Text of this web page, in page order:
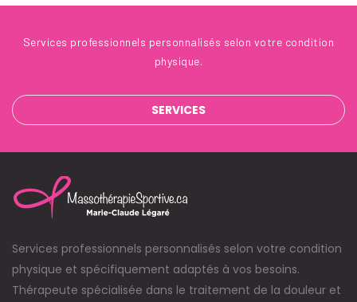
Services professionnels personnalisés selon votre condition
physique.
SERVICES
Services professionnels personnalisés selon votre condition
physique et spécifiquement adaptés à vos besoins.
Thérapeute spécialisée dans le traitement de la douleur et